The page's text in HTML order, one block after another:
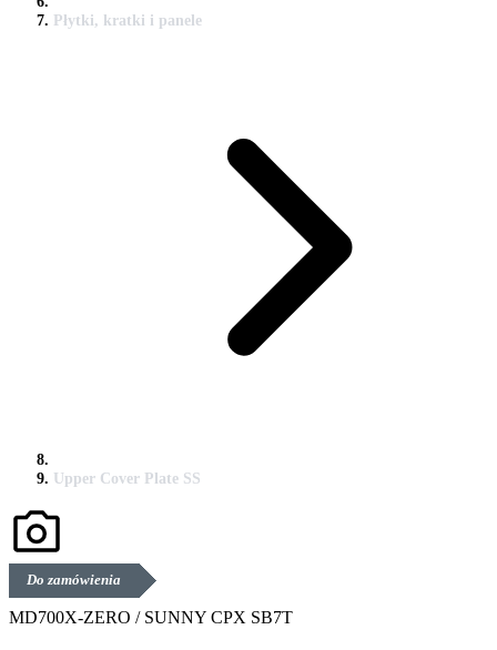
Płytki, kratki i panele
Upper Cover Plate SS
Do zamówienia
MD700X-ZERO / SUNNY CPX SB7T